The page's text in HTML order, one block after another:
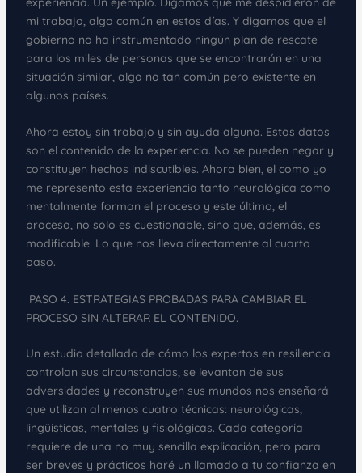
mi trabajo, algo común en estos días. Y digamos que el
gobierno no ha instrumentado ningún plan de rescate
para los miles de personas que se encontrarán en una
situación similar, algo no tan común pero existente en
algunos países.
Ahora estoy sin trabajo y sin ayuda alguna. Estos datos
son el contenido de la experiencia. No se pueden negar y
constituyen hechos indiscutibles. Ahora bien, el como yo
me represento esta experiencia tanto neurológica como
mentalmente forman el proceso y este último, el
proceso, no solo es cuestionable, sino que, además, es
modificable. Lo que nos lleva directamente al cuarto
paso.
PASO 4. ESTRATEGIAS PROBADAS PARA CAMBIAR EL
PROCESO SIN ALTERAR EL CONTENIDO.
Un estudio detallado de cómo los expertos en resiliencia
controlan sus circunstancias, se levantan de sus
adversidades y reconstruyen sus mundos nos enseñará
que utilizan al menos cuatro técnicas: neurológicas,
lingüísticas, mentales y fisiológicas. Cada categoría
requiere de una no muy sencilla explicación, pero para
ser breves y prácticos haré un llamado a tu confianza en